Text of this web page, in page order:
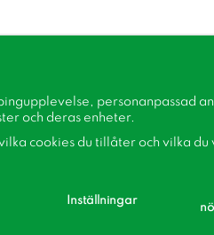
personanpassad
och deras enheter.
cookies du tillåter och vilka
Inställningar